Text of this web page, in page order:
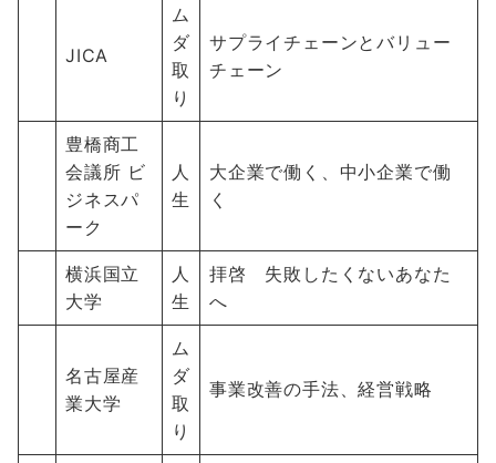
JICA
ム
ダ
取
り
サプライチェーンとバリュー
チェーン
豊橋商工
会議所 ビ
ジネスパ
ーク
人
生
大企業で働く、中小企業で働
く
横浜国立
大学
人
生
拝啓 失敗したくないあなた
へ
名古屋産
業大学
ム
ダ
取
り
事業改善の手法、経営戦略